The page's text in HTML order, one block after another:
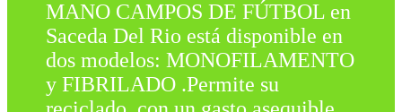
MANO CAMPOS DE FÚTBOL en
Saceda Del Rio está disponible en
dos modelos: MONOFILAMENTO
y FIBRILADO .Permite su